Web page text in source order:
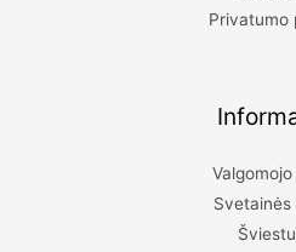
Privatumo
Svetainės